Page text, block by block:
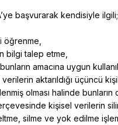
başvurarak kendisiyle ilgili;
öğrenme,
bilgi talep etme,
amacına uygun
aktarıldığı üçüncü
olması halinde
kişisel verilerin
silme ve yok edilme